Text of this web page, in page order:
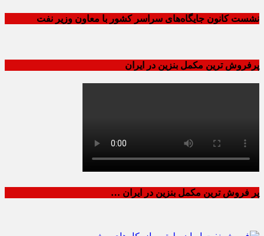
نشست کانون جایگاه‌های سراسر کشور با معاون وزیر نفت
پرفروش ترین مکمل بنزین در ایران
پر فروش ترین مکمل بنزین در ایران …